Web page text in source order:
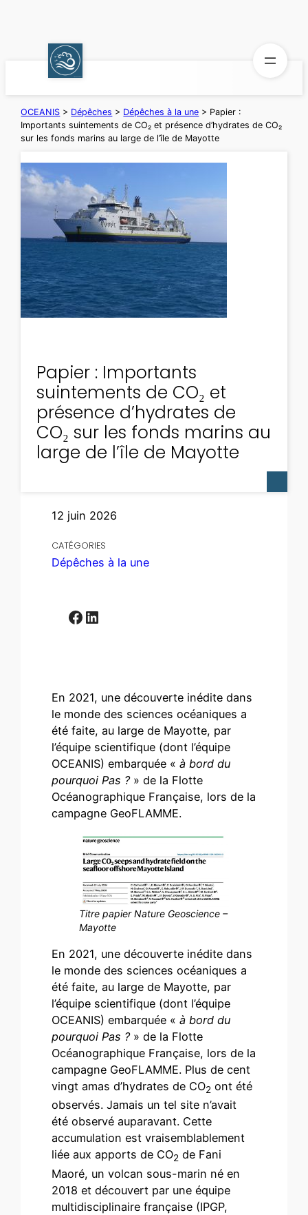
OCEANIS > Dépêches > Dépêches à la une > Papier :
Importants suintements de CO₂ et présence d’hydrates de CO₂
sur les fonds marins au large de l’île de Mayotte
Papier : Importants
suintements de CO₂ et
présence d’hydrates de
CO₂ sur les fonds marins au
large de l’île de Mayotte
12 juin 2026
CATÉGORIES
Dépêches à la une
Facebook LinkedIn
En 2021, une découverte inédite dans
le monde des sciences océaniques a
été faite, au large de Mayotte, par
l’équipe scientifique (dont l’équipe
OCEANIS) embarquée «à bord du
pourquoi Pas ?» de la Flotte
Océanographique Française, lors de la
campagne GeoFLAMME.
Titre papier Nature Geoscience –
Mayotte
En 2021, une découverte inédite dans
le monde des sciences océaniques a
été faite, au large de Mayotte, par
l’équipe scientifique (dont l’équipe
OCEANIS) embarquée «à bord du
pourquoi Pas ?» de la Flotte
Océanographique Française, lors de la
campagne GeoFLAMME. Plus de cent
vingt amas d’hydrates de CO2 ont été
observés. Jamais un tel site n’avait
été observé auparavant. Cette
accumulation est vraisemblablement
liée aux apports de CO2 de Fani
Maoré, un volcan sous-marin né en
2018 et découvert par une équipe
multidisciplinaire française (IPGP,